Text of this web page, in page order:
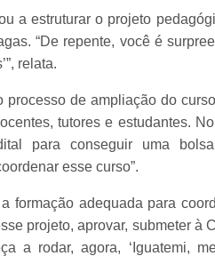
a estruturar o projeto
“De repente, você é
relata.
processo de ampliação do
tutores e estudantes.
para conseguir uma
esse curso”.
formação adequada para
projeto, aprovar, submeter à
a rodar, agora, ‘Iguatemi,